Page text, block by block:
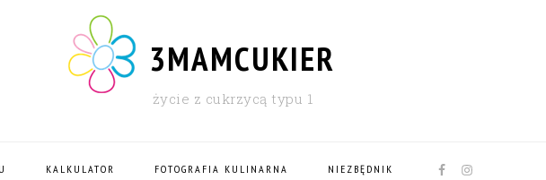
3MAMCUKIER
życie z cukrzycą typu 1
KALKULATOR FOTOGRAFIA KULINARNA NIEZBĘDNIK
NAV